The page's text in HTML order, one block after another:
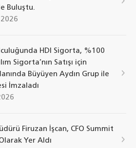
Buluştu.
2026
HDI Sigorta, %100
Sigorta’nın Satışı için
Büyüyen Aydın Grup ile
İmzaladı
Firuzan İşcan, CFO Summit
Yer Aldı